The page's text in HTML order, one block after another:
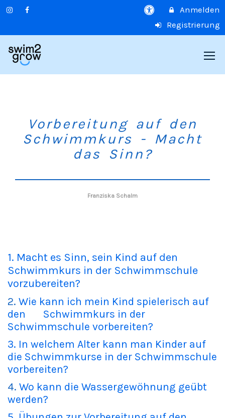
Anmelden
Registrierung
Vorbereitung auf den
Schwimmkurs - Macht
das Sinn?
Franziska Schalm
1. Macht es Sinn, sein Kind auf den
Schwimmkurs in der Schwimmschule
vorzubereiten?
2. Wie kann ich mein Kind spielerisch auf
den Schwimmkurs in der
Schwimmschule vorbereiten?
3. In welchem Alter kann man Kinder auf
die Schwimmkurse in der Schwimmschule
vorbereiten?
4. Wo kann die Wassergewöhnung geübt
werden?